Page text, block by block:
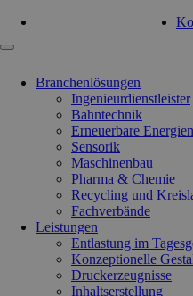
Tel: 0351 47 93 41 92
Navigation
Branchenlösungen
Ingenieurdienstleister
Bahntechnik
Erneuerbare Energien
Sensorik
Maschinenbau
Pharma & Chemie
Recycling und
Fachverbände
Leistungen
Entlastung im
Konzeptionelle
Druckerzeugnisse
Inhaltserstellung